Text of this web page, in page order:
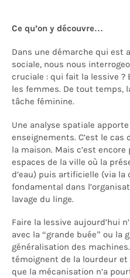
Ce qu’on y découvre…
Dans une démarche qui est
sociale, nous nous
cruciale : qui fait la lessive ?
les femmes. De tout temps,
tâche féminine.
Une analyse spatiale
enseignements. C’est le
la maison. Mais c’est
espaces de la ville où la
d’eau) puis artificielle (via
fondamental dans
lavage du linge.
Faire la lessive aujourd’hui
avec la “grande buée” ou la
généralisation des
témoignent de la lourdeur
que la mécanisation n’a